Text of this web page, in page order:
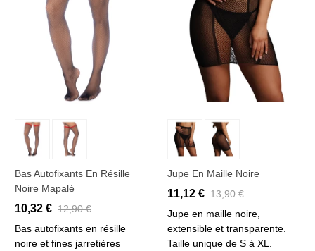
Bas Autofixants En Résille
Noire Mapalé
10,32 € 12,90 €
Bas autofixants en résille
noire et fines jarretières
Jupe En Maille Noire
11,12 € 13,90 €
Jupe en maille noire,
extensible et transparente.
Taille unique de S à XL.